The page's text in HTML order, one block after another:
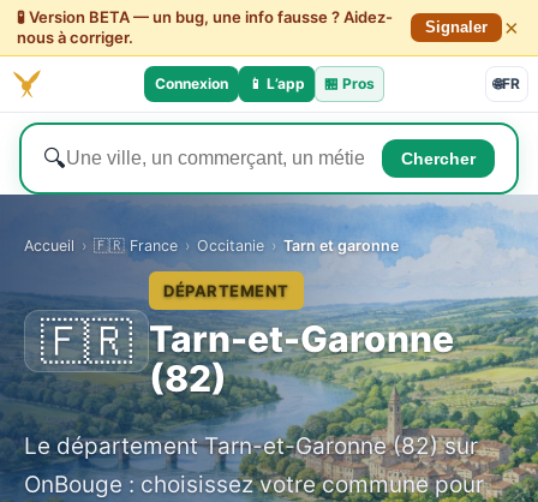
🧪 Version BETA — un bug, une info fausse ? Aidez-
nous à corriger.
Signaler ×
Connexion 📱 L’app 🏪 Pros 🌐FR
🔍 Chercher
Accueil › 🇫🇷 France › Occitanie › Tarn et garonne
🇫🇷
DÉPARTEMENT
Tarn-et-Garonne
(82)
Le département Tarn-et-Garonne (82) sur
OnBouge : choisissez votre commune pour